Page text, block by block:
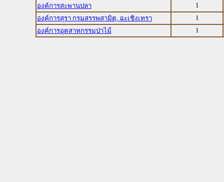
องค์การสะพานปลา
1
องค์การสุรา กรมสรรพสามิต, ฉะเชิงเทรา
1
องค์การอุตสาหกรรมป่าไม้
1